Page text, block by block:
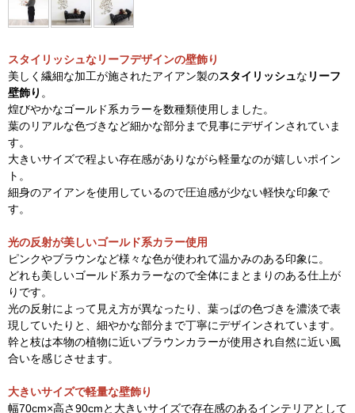
スタイリッシュなリーフデザインの壁飾り
美しく繊細な加工が施されたアイアン製のスタイリッシュな リーフ
壁飾り 。
煌びやかなゴールド系カラーを数種類使用しました。
葉のリアルな色づきなど細かな部分まで見事にデザインされていま
す。
大きいサイズで程よい存在感がありながら軽量なのが嬉しいポイン
ト。
細身のアイアンを使用しているので圧迫感が少ない軽快な印象で
す。
光の反射が美しいゴールド系カラー使用
ピンクやブラウンなど様々な色が使われて温かみのある印象に。
どれも美しいゴールド系カラーなので全体にまとまりのある仕上が
りです。
光の反射によって見え方が異なったり、葉っぱの色づきを濃淡で表
現していたりと、細やかな部分まで丁寧にデザインされています。
幹と枝は本物の植物に近いブラウンカラーが使用され自然に近い風
合いを感じさせます。
大きいサイズで軽量な壁飾り
幅70cm×高さ90cmと大きいサイズで存在感のあるインテリアとして